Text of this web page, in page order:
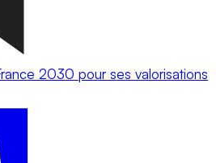
2030 pour ses valorisations